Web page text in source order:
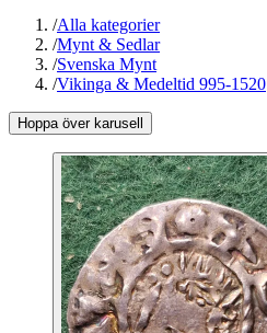
/Alla kategorier
/Mynt & Sedlar
/Svenska Mynt
/Vikinga & Medeltid 995-1520
Hoppa över karusell